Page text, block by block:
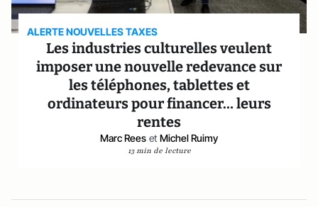
ALERTE NOUVELLES TAXES
Les industries culturelles veulent
imposer une nouvelle redevance sur
les téléphones, tablettes et
ordinateurs pour financer… leurs
rentes
Marc Rees et Michel Ruimy
13 min de lecture